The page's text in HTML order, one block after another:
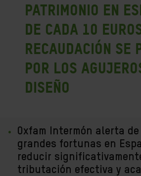
patrimonio en
de cada 10
recaudación se
por los
diseño
Oxfam Intermón alerta
grandes fortunas en
reducir
tributación efectiva y